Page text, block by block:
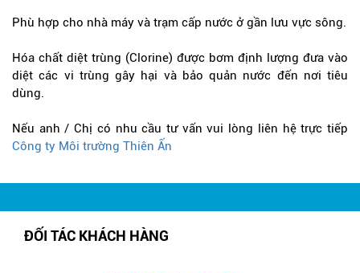
Phù hợp cho nhà máy và trạm cấp nước ở gần lưu vực sông.
Hóa chất diệt trùng (Clorine) được bơm định lượng đưa vào
diệt các vi trùng gây hại và bảo quản nước đến nơi tiêu
dùng.
Nếu anh / Chị có nhu cầu tư vấn vui lòng liên hệ trực tiếp
Công ty Môi trường Thiên Ấn
ĐỐI TÁC KHÁCH HÀNG